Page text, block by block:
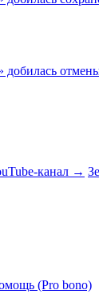
добилась
канал →
(Pro bono)